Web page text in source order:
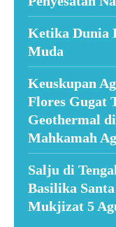
Ketika Dunia
Muda
Keuskupan
Flores Gugat
Geothermal
Mahkamah
Salju di
Basilika
Mukjizat 5